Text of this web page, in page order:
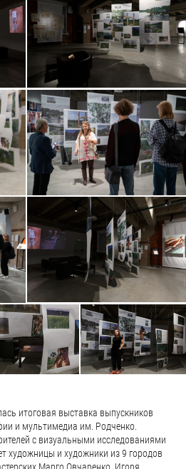
итоговая выставка выпускников
и мультимедиа им. Родченко.
с визуальными исследованиями
художницы и художники из 9 городов